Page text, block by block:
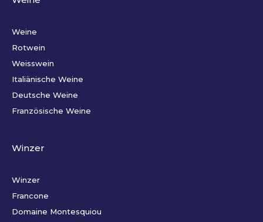
Weine
Rotwein
Weisswein
Italiänische Weine
Deutsche Weine
Französische Weine
Winzer
Winzer
Francone
Domaine Montesquiou